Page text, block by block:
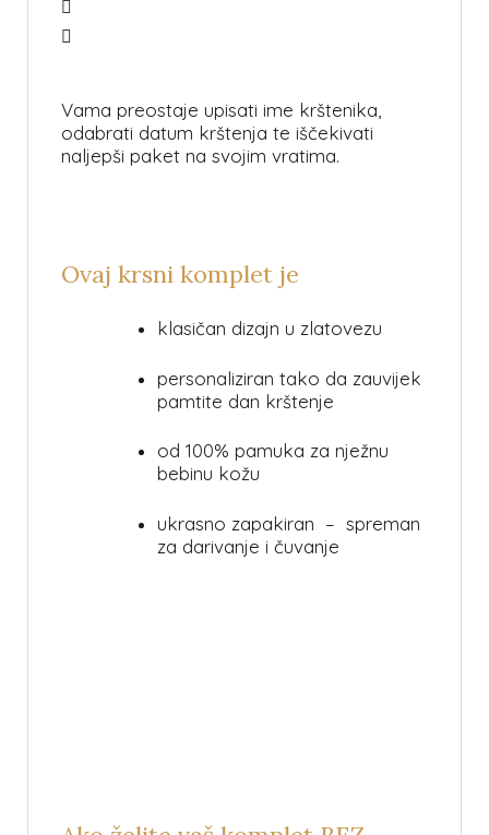
Vama preostaje upisati ime krštenika,
odabrati datum krštenja te iščekivati
naljepši paket na svojim vratima.
Ovaj krsni komplet je
klasičan dizajn u zlatovezu
personaliziran tako da zauvijek
pamtite dan krštenje
od 100% pamuka za nježnu
bebinu kožu
ukrasno zapakiran – spreman
za darivanje i čuvanje